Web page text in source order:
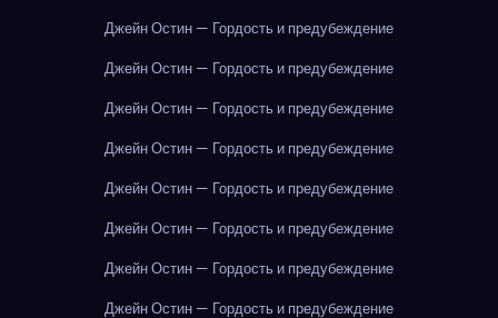
Джейн Остин — Гордость и предубеждение
Джейн Остин — Гордость и предубеждение
Джейн Остин — Гордость и предубеждение
Джейн Остин — Гордость и предубеждение
Джейн Остин — Гордость и предубеждение
Джейн Остин — Гордость и предубеждение
Джейн Остин — Гордость и предубеждение
Джейн Остин — Гордость и предубеждение